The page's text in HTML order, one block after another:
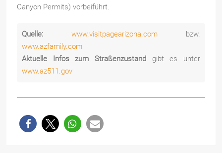
Canyon Permits) vorbeiführt.
Quelle: www.visitpagearizona.com bzw.
www.azfamily.com
Aktuelle Infos zum Straßenzustand gibt es unter
www.az511.gov